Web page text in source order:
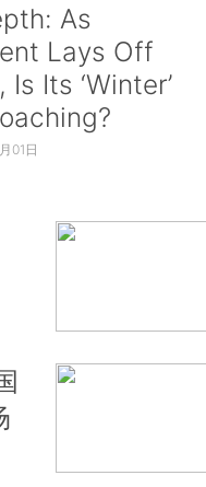
As
Lays Off
Is Its ‘Winter’
01日